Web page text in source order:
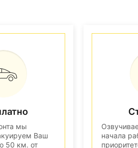
мы
Ваш
50 км. от
начала